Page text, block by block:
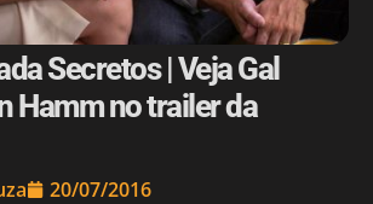
Secretos | Veja Gal
Hamm no trailer da
20/07/2016